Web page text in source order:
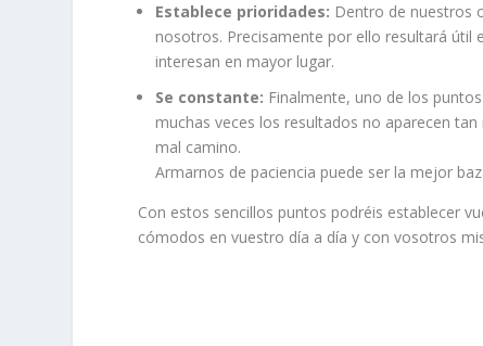
Establece prioridades: Dentro de nuestros
nosotros. Precisamente por ello resultará útil
interesan en mayor lugar.
Se constante: Finalmente, uno de los
muchas veces los resultados no aparecen
mal camino.
Armarnos de paciencia puede ser la mejor
Con estos sencillos puntos podréis establecer
cómodos en vuestro día a día y con vosotros